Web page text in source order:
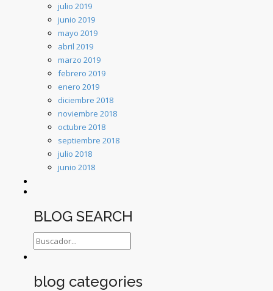
julio 2019
junio 2019
mayo 2019
abril 2019
marzo 2019
febrero 2019
enero 2019
diciembre 2018
noviembre 2018
octubre 2018
septiembre 2018
julio 2018
junio 2018
BLOG SEARCH
blog categories